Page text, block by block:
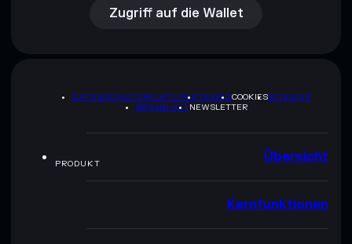
Zugriff auf die Wallet
DATENSCHUTZRICHTLINIETERMSCOOKIESSITEMAP
BRAND-KITNEWSLETTER
PRODUKT Übersicht
Kernfunktionen